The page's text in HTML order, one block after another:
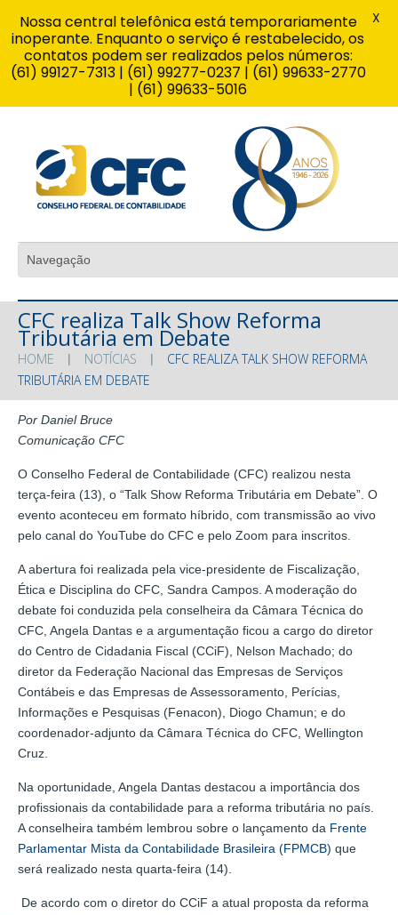
CFC realiza Talk Show Reforma
Tributária em Debate
HOME NOTÍCIAS
CFC REALIZA TALK SHOW REFORMA
TRIBUTÁRIA EM DEBATE
Por Daniel Bruce
Comunicação CFC
O Conselho Federal de Contabilidade (CFC) realizou nesta
terça-feira (13), o “Talk Show Reforma Tributária em Debate”. O
evento aconteceu em formato híbrido, com transmissão ao vivo
pelo canal do YouTube do CFC e pelo Zoom para inscritos.
A abertura foi realizada pela vice-presidente de Fiscalização,
Ética e Disciplina do CFC, Sandra Campos. A moderação do
debate foi conduzida pela conselheira da Câmara Técnica do
CFC, Angela Dantas e a argumentação ficou a cargo do diretor
do Centro de Cidadania Fiscal (CCiF), Nelson Machado; do
diretor da Federação Nacional das Empresas de Serviços
Contábeis e das Empresas de Assessoramento, Perícias,
Informações e Pesquisas (Fenacon), Diogo Chamun; e do
coordenador-adjunto da Câmara Técnica do CFC, Wellington
Cruz.
Na oportunidade, Angela Dantas destacou a importância dos
profissionais da contabilidade para a reforma tributária no país.
A conselheira também lembrou sobre o lançamento da Frente
Parlamentar Mista da Contabilidade Brasileira (FPMCB) que
será realizado nesta quarta-feira (14).
De acordo com o diretor do CCiF a atual proposta da reforma
Nossa central telefônica está temporariamente
inoperante. Enquanto o serviço é restabelecido, os
contatos podem ser realizados pelos números:
(61) 99127-7313 | (61) 99277-0237 | (61) 99633-2770
| (61) 99633-5016
X